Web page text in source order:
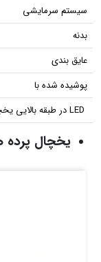
سیستم سرمایشی
بدنه
عایق بندی
پوشیده شده با
یخچال پرده